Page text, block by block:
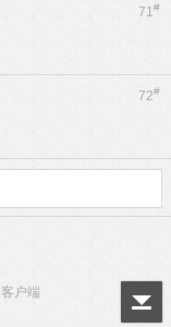
71#
72#
客户端